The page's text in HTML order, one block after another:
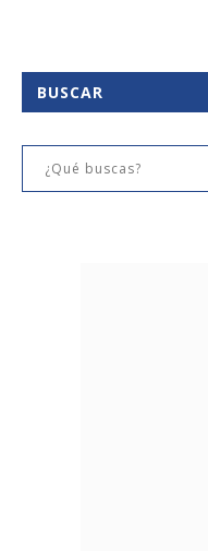
BUSCAR